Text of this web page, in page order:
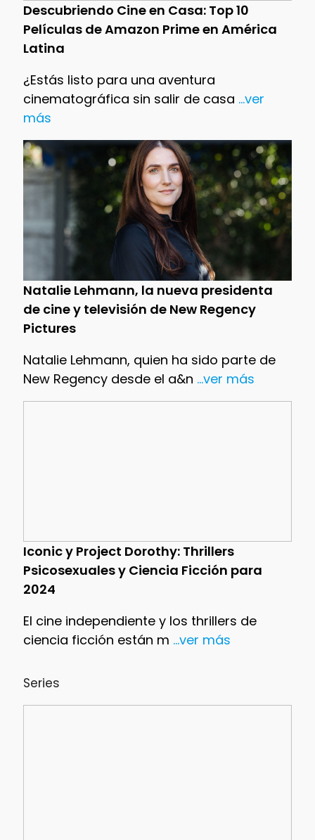
Descubriendo Cine en Casa: Top 10
Películas de Amazon Prime en América
Latina
¿Estás listo para una aventura
cinematográfica sin salir de casa ...ver
más
Natalie Lehmann, la nueva presidenta
de cine y televisión de New Regency
Pictures
Natalie Lehmann, quien ha sido parte de
New Regency desde el a&n ...ver más
Iconic y Project Dorothy: Thrillers
Psicosexuales y Ciencia Ficción para
2024
El cine independiente y los thrillers de
ciencia ficción están m ...ver más
Series